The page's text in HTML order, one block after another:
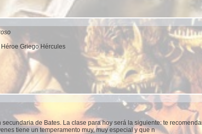
Griego Hércules
de Bates. La clase para hoy será la siguiente: te
tiene un temperamento muy, muy especial y que n